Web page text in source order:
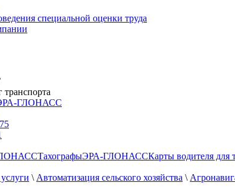
специальной оценки труда
ГЛОНАСС
ТахографыЭРА-ГЛОНАССКарты водителя для
\ Автоматизация сельского хозяйства \